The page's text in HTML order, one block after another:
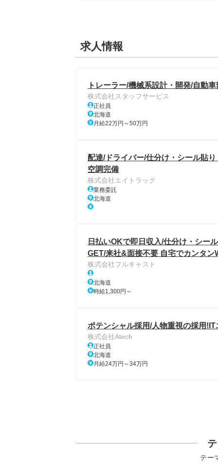
求人情報
トレーラー/機械系設計・開発/自動
株式会社スタッフサービス
正社員
北海道
月給22万円～50万円
配達/ドライバー/仕分け・シール貼
空調完備
株式会社エイトラック
業務委託
北海道
日払いOKで即日収入/仕分け・シー
GET/来社&面接不要 自宅でカンタン
株式会社フルキャスト
北海道
時給1,300円～
ポテンシャル採用/人物重視の採用
株式会社Atech
正社員
北海道
月給24万円～34万円
テー